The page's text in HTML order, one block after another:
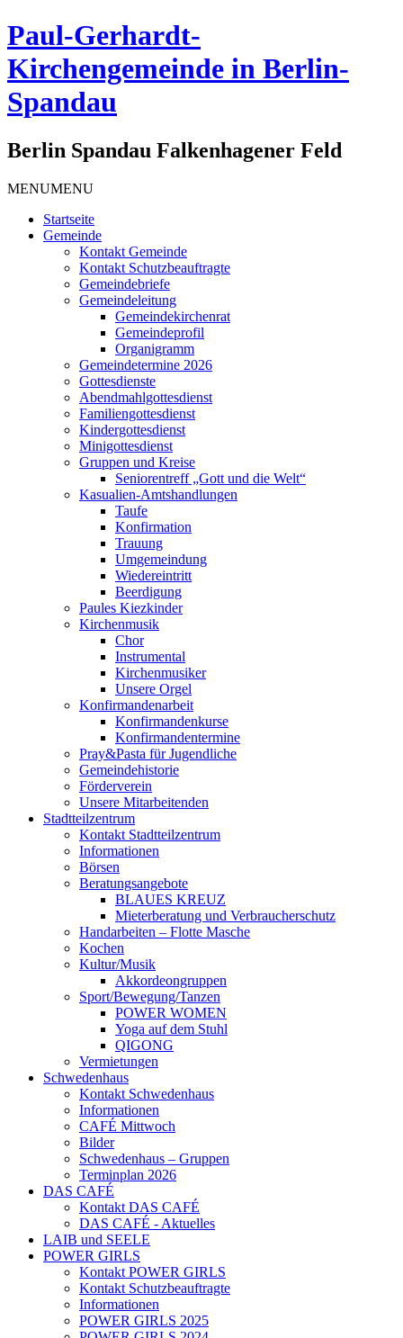
Paul-Gerhardt-
Kirchengemeinde in Berlin-
Spandau
Berlin Spandau Falkenhagener Feld
MENUMENU
Startseite
Gemeinde
Kontakt Gemeinde
Kontakt Schutzbeauftragte
Gemeindebriefe
Gemeindeleitung
Gemeindekirchenrat
Gemeindeprofil
Organigramm
Gemeindetermine 2026
Gottesdienste
Abendmahlgottesdienst
Familiengottesdienst
Kindergottesdienst
Minigottesdienst
Gruppen und Kreise
Seniorentreff „Gott und die Welt“
Kasualien-Amtshandlungen
Taufe
Konfirmation
Trauung
Umgemeindung
Wiedereintritt
Beerdigung
Paules Kiezkinder
Kirchenmusik
Chor
Instrumental
Kirchenmusiker
Unsere Orgel
Konfirmandenarbeit
Konfirmandenkurse
Konfirmandentermine
Pray&Pasta für Jugendliche
Gemeindehistorie
Förderverein
Unsere Mitarbeitenden
Stadtteilzentrum
Kontakt Stadtteilzentrum
Informationen
Börsen
Beratungsangebote
BLAUES KREUZ
Mieterberatung und Verbraucherschutz
Handarbeiten – Flotte Masche
Kochen
Kultur/Musik
Akkordeongruppen
Sport/Bewegung/Tanzen
POWER WOMEN
Yoga auf dem Stuhl
QIGONG
Vermietungen
Schwedenhaus
Kontakt Schwedenhaus
Informationen
CAFÉ Mittwoch
Bilder
Schwedenhaus – Gruppen
Terminplan 2026
DAS CAFÉ
Kontakt DAS CAFÉ
DAS CAFÉ - Aktuelles
LAIB und SEELE
POWER GIRLS
Kontakt POWER GIRLS
Kontakt Schutzbeauftragte
Informationen
POWER GIRLS 2025